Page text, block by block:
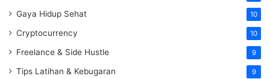
Gaya Hidup Sehat 10
Cryptocurrency 10
Freelance & Side Hustle 9
Tips Latihan & Kebugaran 9